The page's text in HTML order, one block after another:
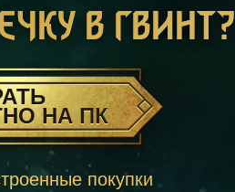
В ГВИНТ?
НА ПК
покупки